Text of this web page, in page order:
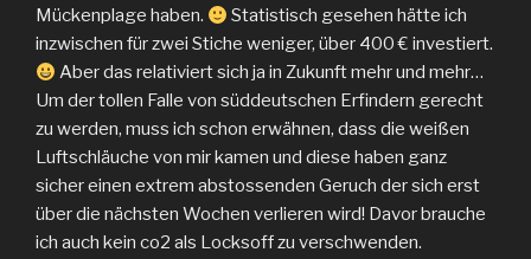
Mückenplage haben.
Statistisch gesehen hätte ich
inzwischen für zwei Stiche weniger, über 400 € investiert.
Aber das relativiert sich ja in Zukunft mehr und mehr…
Um der tollen Falle von süddeutschen Erfindern gerecht
zu werden, muss ich schon erwähnen, dass die weißen
Luftschläuche von mir kamen und diese haben ganz
sicher einen extrem abstossenden Geruch der sich erst
über die nächsten Wochen verlieren wird! Davor brauche
ich auch kein co2 als Locksoff zu verschwenden.